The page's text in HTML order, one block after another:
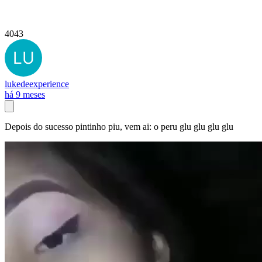
4043
lukedeexperience
há 9 meses
Depois do sucesso pintinho piu, vem ai: o peru glu glu glu glu